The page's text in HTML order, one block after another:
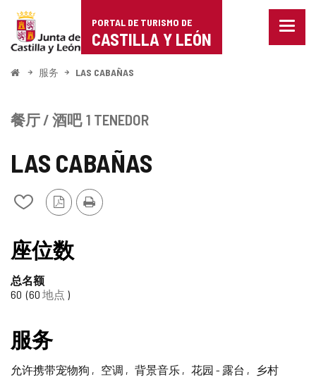
Portal
de
Turismo
Castilla
León
PORTAL DE TURISMO DE
CASTILLA Y LEÓN
菜
开
服务 LAS CABAÑAS
LAS CABAÑAS
从
笔
记
中
添
删
除
PDF
版
打
印
餐厅 / 酒吧 1 TENEDOR
座位数
总名额
60 60 地点
服务
允许携带宠物狗 空调 背景音乐 花园 - 露台 乡村